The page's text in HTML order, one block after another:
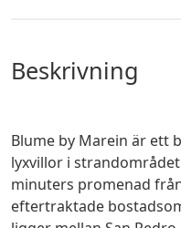
beskrivning
Blume by Marein är ett
lyxvillor i
minuters promenad
eftertraktade